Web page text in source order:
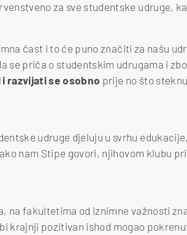
za sve studentske udruge,
čast i to će puno značiti za našu
se priča o studentskim udrugama i
razvijati se osobno prije no što
udruge djeluju u svrhu
nam Stipe govori, njihovom klubu
na fakultetima od iznimne važnosti
krajnji pozitivan ishod mogao